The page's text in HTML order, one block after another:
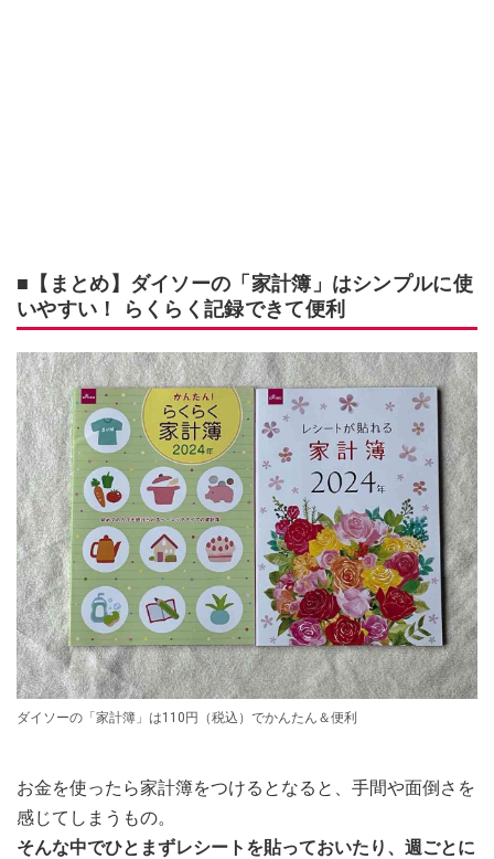
■【まとめ】ダイソーの「家計簿」はシンプルに使
いやすい！ らくらく記録できて便利
ダイソーの「家計簿」は110円（税込）でかんたん＆便利
お金を使ったら家計簿をつけるとなると、手間や面倒さを
感じてしまうもの。
そんな中でひとまずレシートを貼っておいたり、週ごとに